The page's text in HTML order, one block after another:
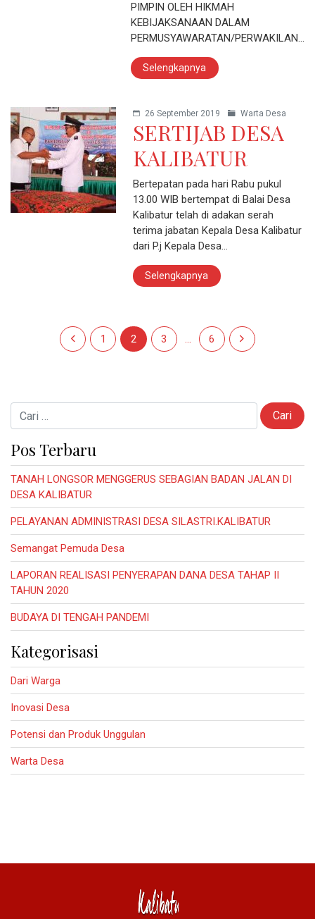
PIMPIN OLEH HIKMAH
KEBIJAKSANAAN DALAM
PERMUSYAWARATAN/PERWAKILAN…
Selengkapnya
26 September 2019 Warta Desa
SERTIJAB DESA
KALIBATUR
Bertepatan pada hari Rabu pukul
13.00 WIB bertempat di Balai Desa
Kalibatur telah di adakan serah
terima jabatan Kepala Desa Kalibatur
dari P.j Kepala Desa…
Selengkapnya
Navigasi pos
Laman sebelumnya
Laman
1 Laman
2 Laman
3 … Laman
6 Laman
Cari untuk:
Pos Terbaru
TANAH LONGSOR MENGGERUS SEBAGIAN BADAN JALAN DI
DESA KALIBATUR
PELAYANAN ADMINISTRASI DESA SILASTRI.KALIBATUR
Semangat Pemuda Desa
LAPORAN REALISASI PENYERAPAN DANA DESA TAHAP II
TAHUN 2020
BUDAYA DI TENGAH PANDEMI
Kategorisasi
Dari Warga
Inovasi Desa
Potensi dan Produk Unggulan
Warta Desa